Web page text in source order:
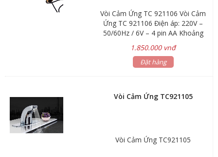
Vòi Cảm Ứng TC 921106 Vòi Cảm
Ứng TC 921106 Điện áp: 220V –
50/60Hz / 6V – 4 pin AA Khoảng
nước: 0.05-0.6 MPa Chất liệu : đồng
mạ chrome Sử dụng: pin và điện
1.850.000 vnđ
Đặt hàng
Vòi Cảm Ứng TC921105
Vòi Cảm Ứng TC921105